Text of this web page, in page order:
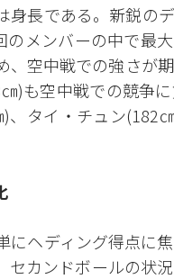
長である。新鋭の
メンバーの中で最
空中戦での強さが
)も空中戦での競争
タイ・チュン(182
ヘディング得点に
カンドボールの状